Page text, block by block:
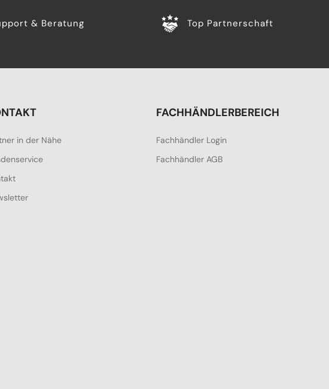
& Beratung Top Partnerschaft
in der Nähe
FACHHÄNDLERBEREICH
Fachhändler Login
Fachhändler AGB